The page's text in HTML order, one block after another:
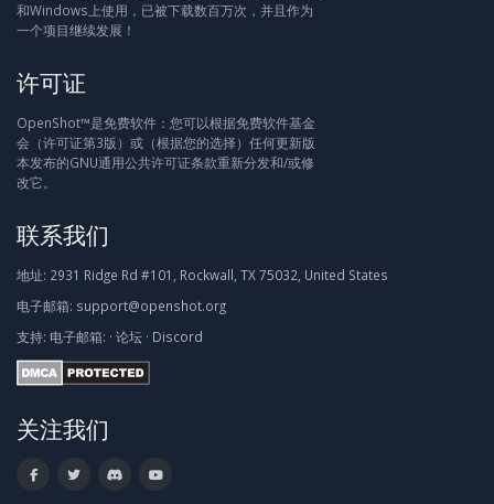
和Windows上使用，已被下载数百万次，并且作为
一个项目继续发展！
许可证
OpenShot™是免费软件：您可以根据免费软件基金
会（许可证第3版）或（根据您的选择）任何更新版
本发布的GNU通用公共许可证条款重新分发和/或修
改它。
联系我们
地址: 2931 Ridge Rd #101, Rockwall, TX 75032, United States
电子邮箱: support@openshot.org
支持: 电子邮箱: · 论坛 · Discord
关注我们